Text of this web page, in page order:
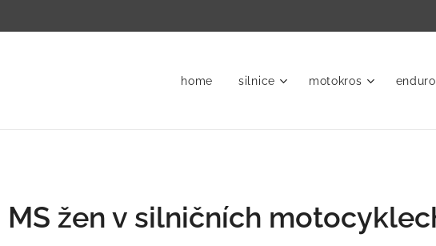
home silnice motokros enduro
MS žen v silničních